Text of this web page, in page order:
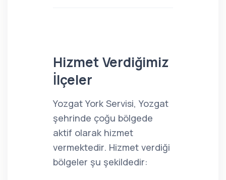
Hizmet Verdiğimiz
İlçeler
Yozgat York Servisi, Yozgat
şehrinde çoğu bölgede
aktif olarak hizmet
vermektedir. Hizmet verdiği
bölgeler şu şekildedir: